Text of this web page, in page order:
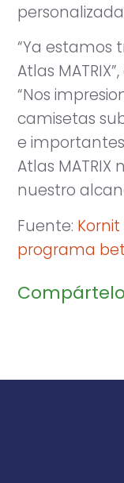
“Ya estamos
Atlas
“Nos
camisetas
e
Atlas
nuestro
Fuente:
programa